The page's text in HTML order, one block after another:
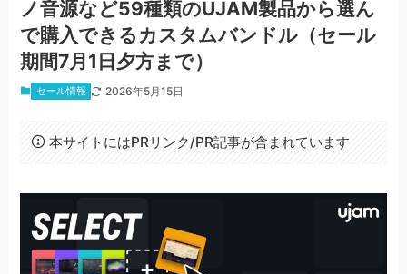
ノ音源など59種類のUJAM製品から選ん
で購入できるカスタムバンドル（セール
期間7月1日夕方まで）
セール情報 2026年5月15日
本サイトにはPRリンク/PR記事が含まれています